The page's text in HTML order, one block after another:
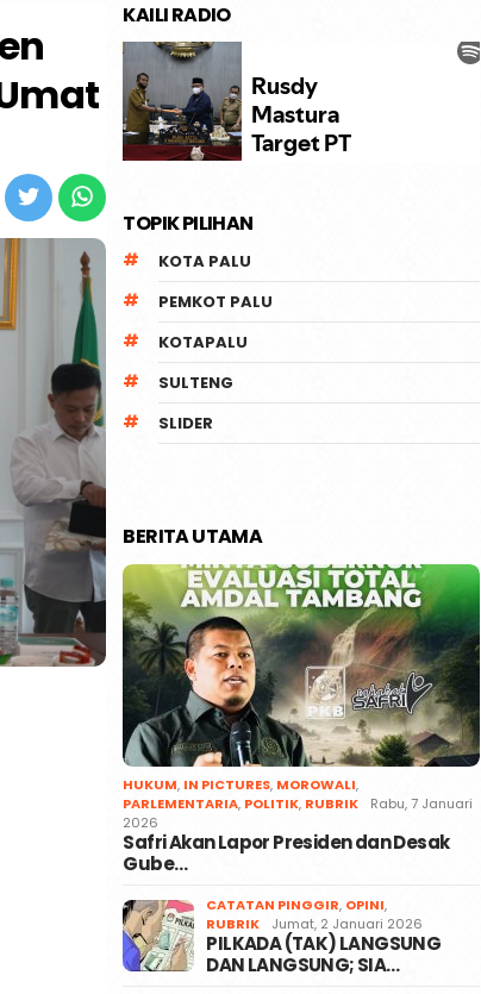
KAILI RADIO
TOPIK PILIHAN
KOTA PALU
PEMKOT PALU
KOTAPALU
SULTENG
SLIDER
BERITA UTAMA
HUKUM, IN PICTURES, MOROWALI,
PARLEMENTARIA, POLITIK, RUBRIK
Rabu, 7 Januari
2026
Safri Akan Lapor Presiden dan Desak
Gube…
CATATAN PINGGIR, OPINI,
RUBRIK
Jumat, 2 Januari 2026
PILKADA (TAK) LANGSUNG
DAN LANGSUNG; SIA…